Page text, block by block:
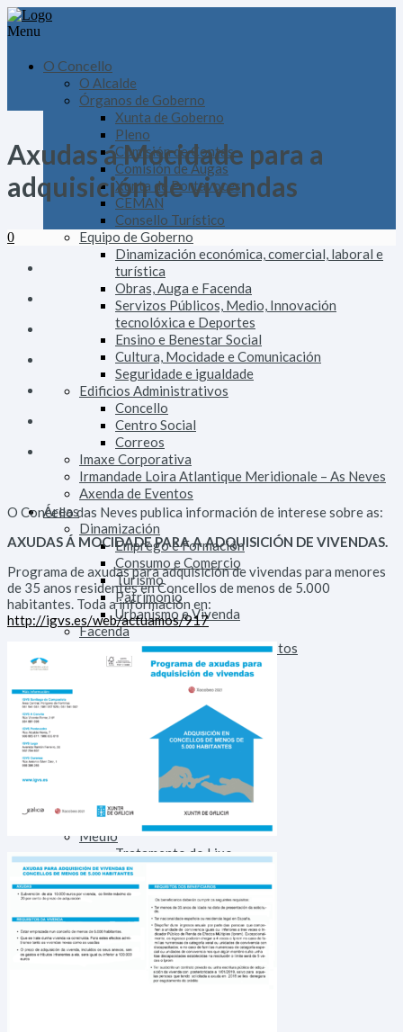
Menu
O Concello
O Alcalde
Órganos de Goberno
Xunta de Goberno
Pleno
Comisión de Contas
Comisión de Augas
Xunta de Portavoces
CEMAN
Consello Turístico
Equipo de Goberno
Dinamización económica, comercial, laboral e
turística
Obras, Auga e Facenda
Servizos Públicos, Medio, Innovación
tecnolóxica e Deportes
Ensino e Benestar Social
Cultura, Mocidade e Comunicación
Seguridade e igualdade
Edificios Administrativos
Concello
Centro Social
Correos
Imaxe Corporativa
Irmandade Loira Atlantique Meridionale – As Neves
Axenda de Eventos
Áreas
Dinamización
Emprego e Formación
Consumo e Comercio
Turismo
Patrimonio
Urbanismo e Vivenda
Facenda
Orzamentos, Taxas e Impostos
Fomento
Alumeado Público
Saneamento
Vías e Obras
Parque Móbil
Innovación Tecnolóxica
Deportes
Medio
Tratamento do Lixo
Medio Rural
Medio Urbano
Tráfico
Ensino
Ensino
Biblioteca
Lingua
Axudas á Mocidade para a
adquisición de vivendas
0
O Concello das Neves publica información de interese sobre as:
AXUDAS Á MOCIDADE PARA A ADQUISICIÓN DE VIVENDAS.
Programa de axudas para adquisición de vivendas para menores
de 35 anos residentes en Concellos de menos de 5.000
habitantes. Toda a información en:
http://igvs.es/web/actuamos/917